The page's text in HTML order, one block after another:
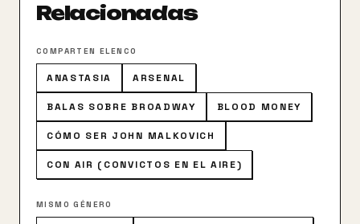
Todo el mundo se sorprende, incluido Lloyd, cuando
el posesivo padre divorciado de Diane no aprueba
esa relación, y hará falta algo más que el poder del
amor para que consigan seguir juntos.
Relacionadas
COMPARTEN ELENCO
ANASTASIA ARSENAL
BALAS SOBRE BROADWAY BLOOD MONEY
CÓMO SER JOHN MALKOVICH
CON AIR (CONVICTOS EN EL AIRE)
MISMO GÉNERO